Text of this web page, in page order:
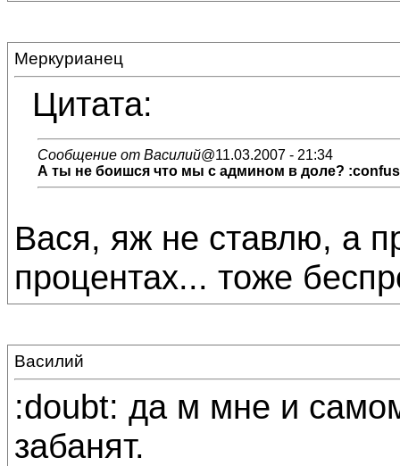
Меркурианец
Цитата:
Сообщение от Василий@11.03.2007 - 21:34
А ты не боишся что мы с админом в доле?
Вася, яж не ставлю, а
процентах... тоже
Василий
:doubt: да м мне и
забанят.